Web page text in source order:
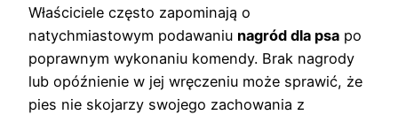
Właściciele często zapominają o
natychmiastowym podawaniu nagród dla psa po
poprawnym wykonaniu komendy. Brak nagrody
lub opóźnienie w jej wręczeniu może sprawić, że
pies nie skojarzy swojego zachowania z